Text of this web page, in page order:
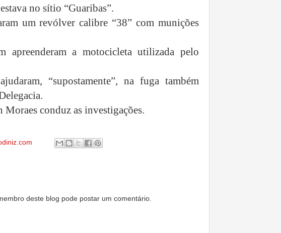
no sítio “Guaribas”.
um revólver calibre “38” com munições
apreenderam a motocicleta utilizada pelo
“supostamente”, na fuga também
conduz as investigações.
deste blog pode postar um comentário.